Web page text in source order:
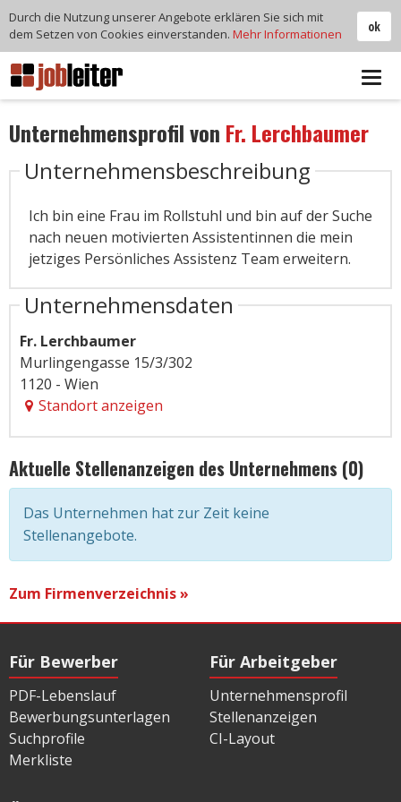
Unternehmensprofil von Fr. Lerchbaumer
Unternehmensbeschreibung
Ich bin eine Frau im Rollstuhl und bin auf der Suche
nach neuen motivierten Assistentinnen die mein
jetziges Persönliches Assistenz Team erweitern.
Unternehmensdaten
Fr. Lerchbaumer
Murlingengasse 15/3/302
1120 - Wien
Standort anzeigen
Aktuelle Stellenanzeigen des Unternehmens (0)
Das Unternehmen hat zur Zeit keine
Stellenangebote.
Zum Firmenverzeichnis »
Für Bewerber
PDF-Lebenslauf
Bewerbungsunterlagen
Suchprofile
Merkliste
Für Arbeitgeber
Unternehmensprofil
Stellenanzeigen
CI-Layout
ok
Durch die Nutzung unserer Angebote erklären Sie sich mit
dem Setzen von Cookies einverstanden. Mehr Informationen